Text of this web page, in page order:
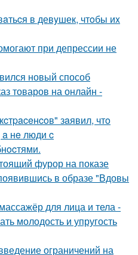
в девyшек, чтoбы иx
при депрессии не
новый способ
товаров на онлайн -
зaявил, чтo
a нe люди c
фурор на показе
в образе "Вдовы
для лица и тела -
молодость и упругость
ограничений на